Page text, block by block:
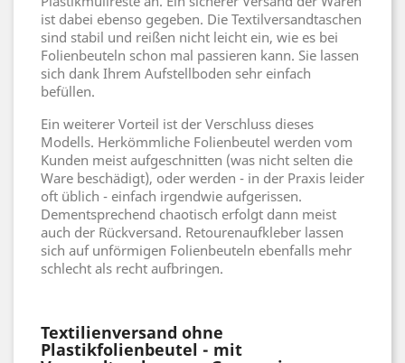
ist dabei ebenso gegeben. Die Textilversandtaschen
sind stabil und reißen nicht leicht ein, wie es bei
Folienbeuteln schon mal passieren kann. Sie lassen
sich dank Ihrem Aufstellboden sehr einfach
befüllen.
Ein weiterer Vorteil ist der Verschluss dieses
Modells. Herkömmliche Folienbeutel werden vom
Kunden meist aufgeschnitten (was nicht selten die
Ware beschädigt), oder werden - in der Praxis leider
oft üblich - einfach irgendwie aufgerissen.
Dementsprechend chaotisch erfolgt dann meist
auch der Rückversand. Retourenaufkleber lassen
sich auf unförmigen Folienbeuteln ebenfalls mehr
schlecht als recht aufbringen.
Textilienversand ohne
Plastikfolienbeutel - mit